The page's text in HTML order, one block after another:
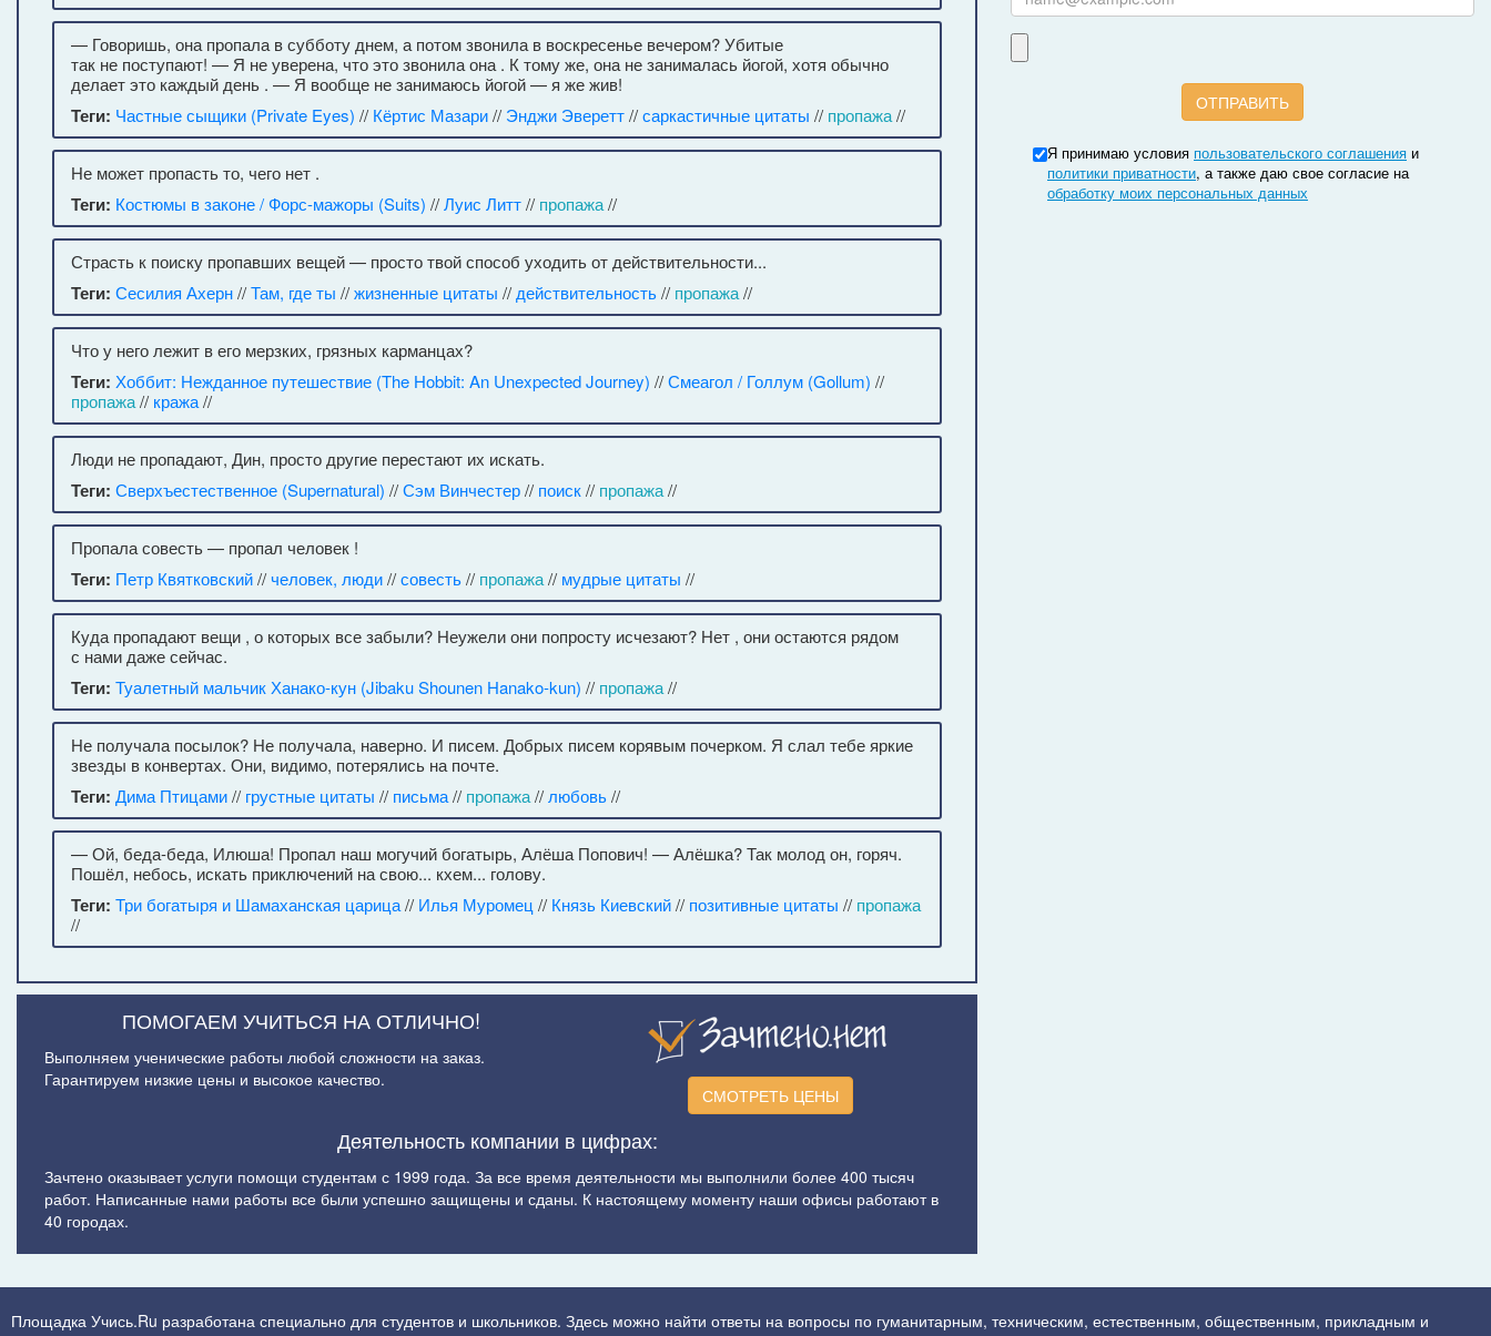
— Говоришь, она пропала в субботу днем, а потом звонила в воскресенье вечером? Убитые
так не поступают! — Я не уверена, что это звонила она . К тому же, она не занималась йогой, хотя обычно
делает это каждый день . — Я вообще не занимаюсь йогой — я же жив!
Теги: Частные сыщики (Private Eyes) // Кёртис Мазари// Энджи Эверетт//саркастичные цитаты // пропажа//
Не может пропасть то, чего нет .
Теги: Костюмы в законе / Форс-мажоры (Suits) //Луис Литт// пропажа//
Страсть к поиску пропавших вещей — просто твой способ уходить от действительности...
Теги: Сесилия Ахерн//Там, где ты //жизненные цитаты // действительность// пропажа//
Что у него лежит в его мерзких, грязных карманцах?
Теги: Хоббит: Нежданное путешествие (The Hobbit: An Unexpected Journey) //Смеагол / Голлум (Gollum) //
пропажа// кража//
Люди не пропадают, Дин, просто другие перестают их искать.
Теги: Сверхъестественное (Supernatural) //Сэм Винчестер// поиск// пропажа//
Пропала совесть — пропал человек !
Теги: Петр Квятковский//человек, люди//совесть// пропажа// мудрые цитаты //
Куда пропадают вещи , о которых все забыли? Неужели они попросту исчезают? Нет , они остаются рядом
с нами даже сейчас.
Теги: Туалетный мальчик Ханако-кун (Jibaku Shounen Hanako-kun) // пропажа//
Не получала посылок? Не получала, наверно. И писем. Добрых писем корявым почерком. Я слал тебе яркие
звезды в конвертах. Они, видимо, потерялись на почте.
Теги: Дима Птицами// грустные цитаты // письма// пропажа// любовь//
— Ой, беда-беда, Илюша! Пропал наш могучий богатырь, Алёша Попович! — Алёшка? Так молод он, горяч.
Пошёл, небось, искать приключений на свою... кхем... голову.
Теги: Три богатыря и Шамаханская царица// Илья Муромец // Князь Киевский// позитивные цитаты // пропажа
//
ПОМОГАЕМ УЧИТЬСЯ НА ОТЛИЧНО!
Выполняем ученические работы любой сложности на заказ.
Гарантируем низкие цены и высокое качество.
СМОТРЕТЬ ЦЕНЫ
Деятельность компании в цифрах:
Зачтено оказывает услуги помощи студентам с 1999 года. За все время деятельности мы выполнили более 400 тысяч
работ. Написанные нами работы все были успешно защищены и сданы. К настоящему моменту наши офисы работают в
40 городах.
Я принимаю условия пользовательского соглашения и
политики приватности, а также даю свое согласие на
обработку моих персональных данных
Площадка Учись.Ru разработана специально для студентов и школьников. Здесь можно найти ответы на вопросы по гуманитарным, техническим, естественным, общественным, прикладным и